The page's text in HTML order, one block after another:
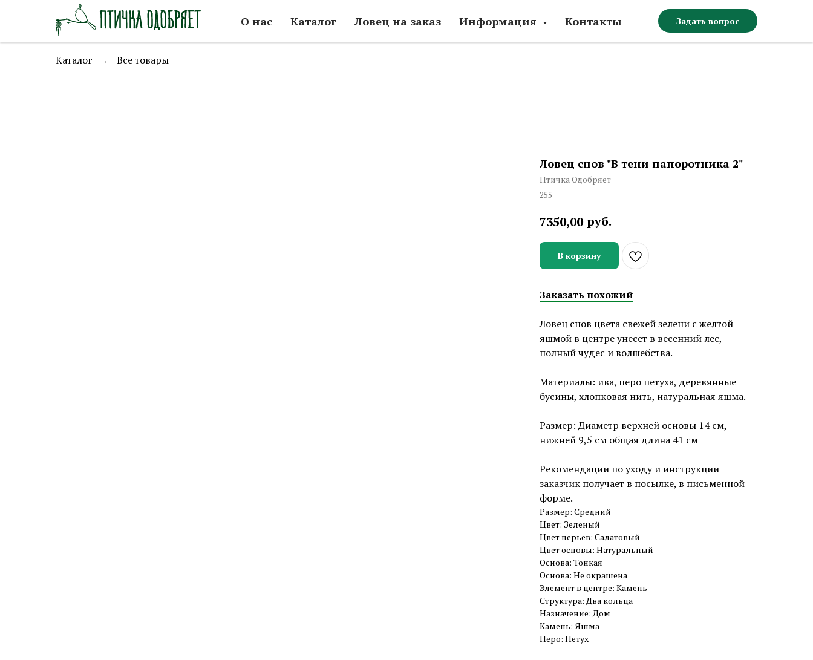
О нас Каталог Ловец на заказ Информация Контакты Задать вопрос
Каталог → Все товары
Ловец снов "В тени папоротника 2"
Птичка Одобряет
255
7350,00 руб.
В корзину
Заказать похожий
Ловец снов цвета свежей зелени с желтой
яшмой в центре унесет в весенний лес,
полный чудес и волшебства.
Материалы: ива, перо петуха, деревянные
бусины, хлопковая нить, натуральная яшма.
Размер: Диаметр верхней основы 14 см,
нижней 9,5 см общая длина 41 см
Рекомендации по уходу и инструкции
заказчик получает в посылке, в письменной
форме.
Размер: Средний
Цвет: Зеленый
Цвет перьев: Салатовый
Цвет основы: Натуральный
Основа: Тонкая
Основа: Не окрашена
Элемент в центре: Камень
Структура: Два кольца
Назначение: Дом
Камень: Яшма
Перо: Петух